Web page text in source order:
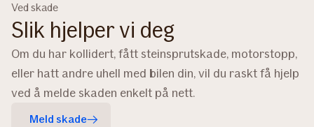
Ved skade
Slik hjelper vi deg
Om du har kollidert, fått steinsprutskade, motorstopp,
eller hatt andre uhell med bilen din, vil du raskt få hjelp
ved å melde skaden enkelt på nett.
Meld skade